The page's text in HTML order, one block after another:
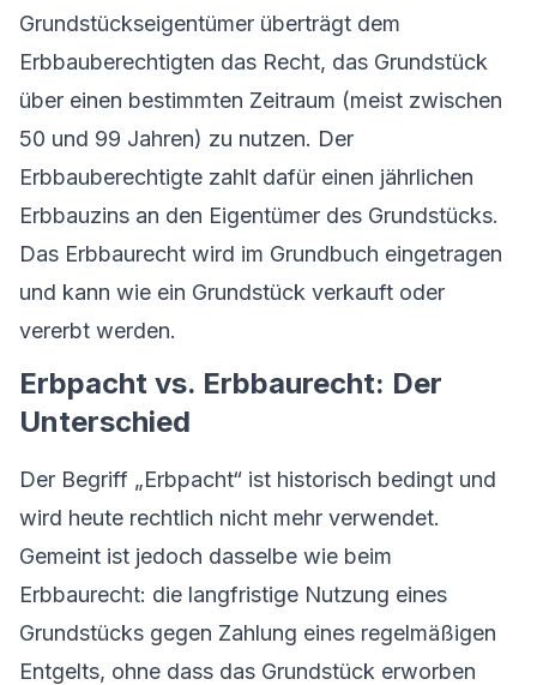
Grundstückseigentümer überträgt dem
Erbbauberechtigten das Recht, das Grundstück
über einen bestimmten Zeitraum (meist zwischen
50 und 99 Jahren) zu nutzen. Der
Erbbauberechtigte zahlt dafür einen jährlichen
Erbbauzins an den Eigentümer des Grundstücks.
Das Erbbaurecht wird im Grundbuch eingetragen
und kann wie ein Grundstück verkauft oder
vererbt werden.
Erbpacht vs. Erbbaurecht: Der
Unterschied
Der Begriff „Erbpacht“ ist historisch bedingt und
wird heute rechtlich nicht mehr verwendet.
Gemeint ist jedoch dasselbe wie beim
Erbbaurecht: die langfristige Nutzung eines
Grundstücks gegen Zahlung eines regelmäßigen
Entgelts, ohne dass das Grundstück erworben